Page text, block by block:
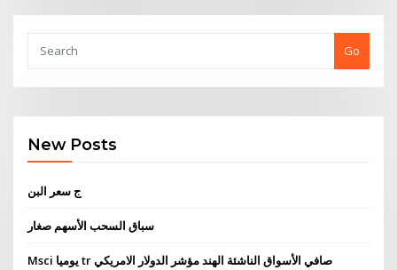
Go
New Posts
ج سعر البن
سباق السحب الأسهم صغار
Msci يوميا tr صافي الأسواق الناشئة الهند مؤشر الدولار الامريكي